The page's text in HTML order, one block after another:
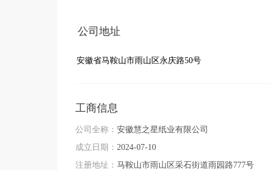
公司地址
安徽省马鞍山市雨山区永庆路50号
工商信息
公司全称： 安徽慧之星纸业有限公司
成立日期： 2024-07-10
注册地址： 马鞍山市雨山区采石街道雨园路777号